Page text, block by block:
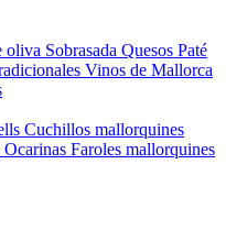
oliva Sobrasada Quesos Paté
Vinos de Mallorca
Cuchillos mallorquines
Ocarinas Faroles mallorquines